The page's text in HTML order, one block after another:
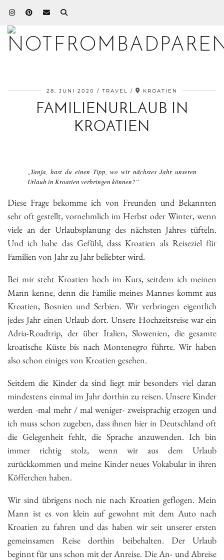
28. JUNI 2020 TRAVEL KROATIEN
FAMILIENURLAUB IN
KROATIEN
„Tanja, hast du einen Tipp, wo wir nächstes Jahr unseren
Urlaub in Kroatien verbringen können?“
Diese Frage bekomme ich von Freunden und Bekannten
sehr oft gestellt, vornehmlich im Herbst oder Winter, wenn
viele an der Urlaubsplanung des nächsten Jahres tüfteln.
Und ich habe das Gefühl, dass Kroatien als Reiseziel für
Familien von Jahr zu Jahr beliebter wird.
Bei mir steht Kroatien hoch im Kurs, seitdem ich meinen
Mann kenne, denn die Familie meines Mannes kommt aus
Kroatien, Bosnien und Serbien. Wir verbringen eigentlich
jedes Jahr einen Urlaub dort. Unsere Hochzeitsreise war ein
Adria-Roadtrip, der über Italien, Slowenien, die gesamte
kroatische Küste bis nach Montenegro führte. Wir haben
also schon einiges von Kroatien gesehen.
Seitdem die Kinder da sind liegt mir besonders viel daran
mindestens einmal im Jahr dorthin zu reisen. Unsere Kinder
werden -mal mehr / mal weniger- zweisprachig erzogen und
ich muss schon zugeben, dass ihnen hier in Deutschland oft
die Gelegenheit fehlt, die Sprache anzuwenden. Ich bin
immer richtig stolz, wenn wir aus dem Urlaub
zurückkommen und meine Kinder neues Vokabular in ihren
Köfferchen haben.
Wir sind übrigens noch nie nach Kroatien geflogen. Mein
Mann ist es von klein auf gewohnt mit dem Auto nach
Kroatien zu fahren und das haben wir seit unserer ersten
gemeinsamen Reise dorthin beibehalten. Der Urlaub
beginnt für uns schon mit der Anreise. Die An- und Abreise